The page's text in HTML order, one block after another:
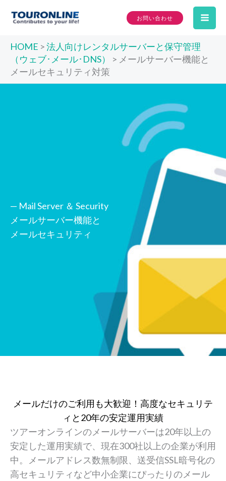
お問い合わせ
HOME >法人向けレンタルサーバーと保守管理
（ウェブ･メール･DNS）
> メールサーバー機能と
メールセキュリティ対策
— Mail Server ＆ Security
メールサーバー機能と
メールセキュリティ
メールだけのご利用も大歓迎！高度なセキュリテ
ィと20年の安定運用実績
ツアーオンラインのメールサーバーは20年以上の
安定した運用実績で、現在300社以上の企業が利用
中。メールアドレス数無制限、送受信SSL暗号化の
高セキュリティなど中小企業にぴったりのメール